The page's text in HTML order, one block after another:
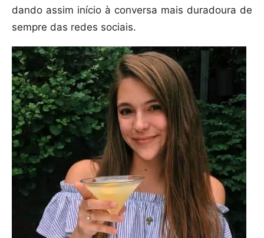
dando assim início à conversa mais duradoura de
sempre das redes sociais.